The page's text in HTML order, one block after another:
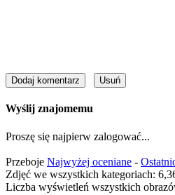
Wyślij znajomemu
Proszę się najpierw zalogować...
Przeboje Najwyżej oceniane -
Zdjęć we wszystkich kategoriach:
Liczba wyświetleń wszystkich